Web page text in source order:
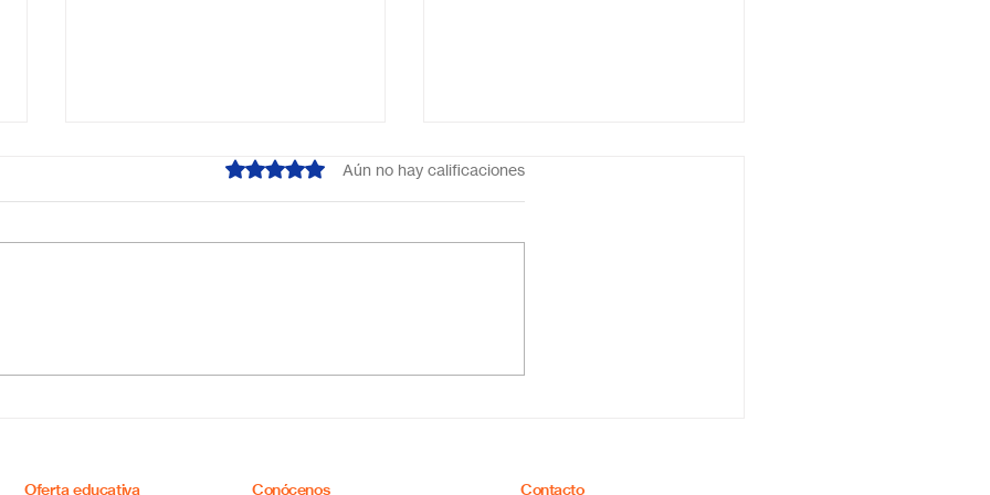
Obtuvo 0 de 5 estrellas.Aún no hay calificaciones
Oferta educativa Conócenos Contacto